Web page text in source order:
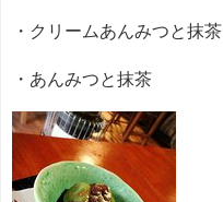
・クリームあんみつと抹茶
・あんみつと抹茶